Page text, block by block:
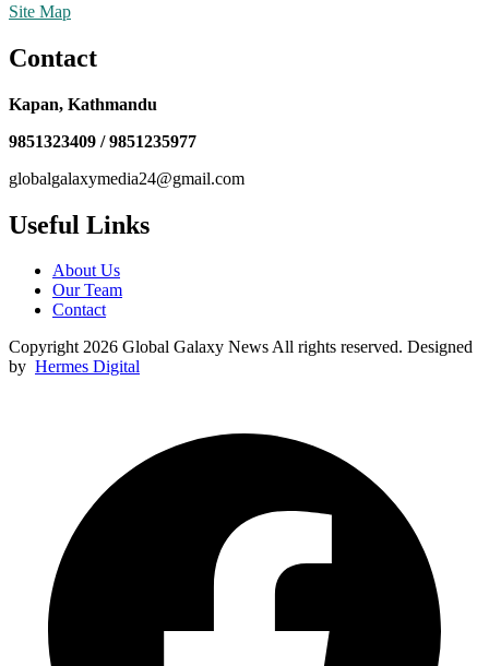
Site Map
Contact
Kapan, Kathmandu
9851323409 / 9851235977
globalgalaxymedia24@gmail.com
Useful Links
About Us
Our Team
Contact
Copyright 2026 Global Galaxy News All rights reserved. Designed
by Hermes Digital